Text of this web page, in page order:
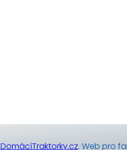
DomácíTraktorky.cz. Web pro